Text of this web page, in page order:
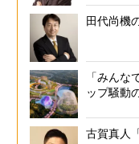
田代尚機
「みんな
ップ騒動
古賀真人